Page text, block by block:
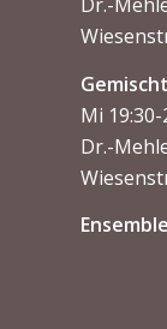
Mi
Dr.-
Ensemble